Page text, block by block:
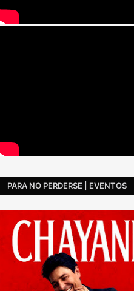
PARA NO PERDERSE | EVENTOS